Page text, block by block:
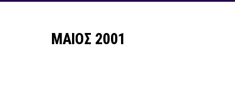
ΜΑΙΟΣ 2001